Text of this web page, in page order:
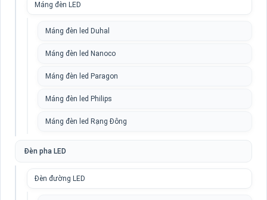
Máng đèn LED
Máng đèn led Duhal
Máng đèn led Nanoco
Máng đèn led Paragon
Máng đèn led Philips
Máng đèn led Rạng Đông
Đèn pha LED
Đèn đường LED